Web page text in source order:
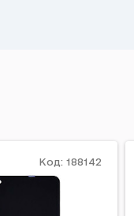
Код: 188142